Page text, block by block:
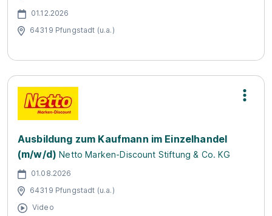
01.12.2026
64319 Pfungstadt (u.a.)
Ausbildung zum Kaufmann im Einzelhandel
(m/w/d) Netto Marken-Discount Stiftung & Co. KG
01.08.2026
64319 Pfungstadt (u.a.)
Video